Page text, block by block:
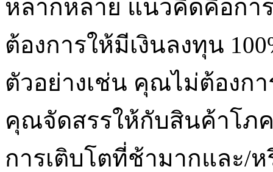
หลากหลาย แนวคิดคือกา
ต้องการให้มีเงินลงทุน
ตัวอย่างเช่น คุณไม่ต้องก
คุณจัดสรรให้กับสินค้าโภ
การเติบโตที่ช้ามากและ/